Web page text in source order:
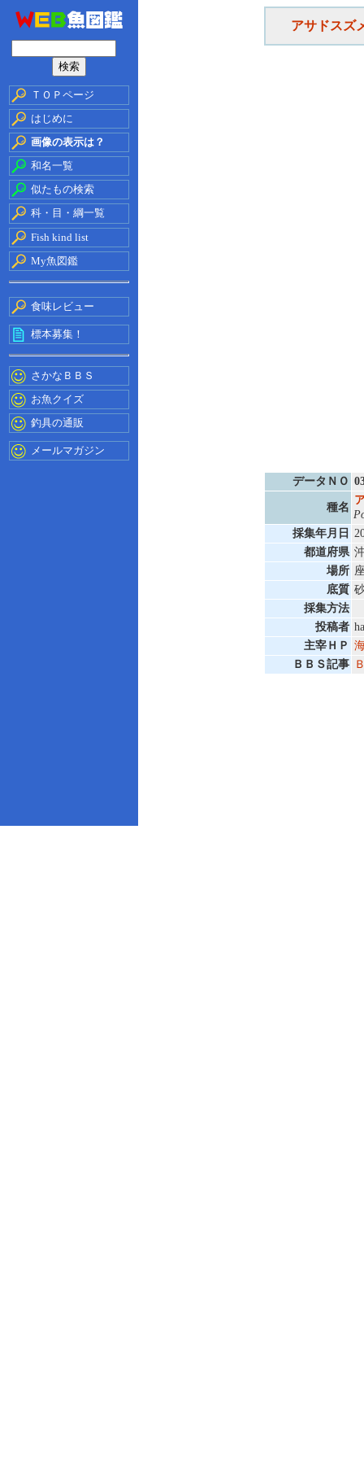
ＴＯＰページ
はじめに
画像の表示は？
和名一覧
似たもの検索
科・目・綱一覧
Fish kind list
My魚図鑑
食味レビュー
標本募集！
さかなＢＢＳ
お魚クイズ
釣具の通販
メールマガジン
アサドスズ
データＮＯ
種名
採集年月日
都道府県
場所
底質
採集方法
投稿者
主宰ＨＰ
ＢＢＳ記事